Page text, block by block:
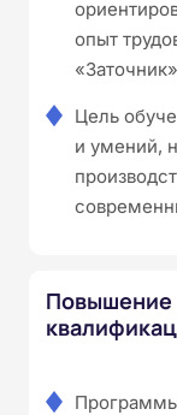
опыт
Цель
и умений,
Повышение